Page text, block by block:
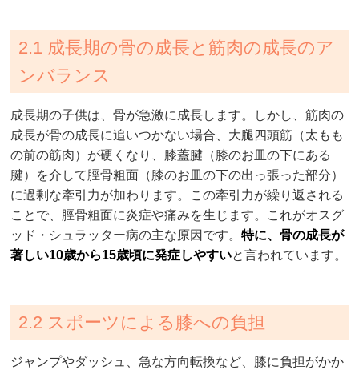
2.1 成長期の骨の成長と筋肉の成長のア
ンバランス
成長期の子供は、骨が急激に成長します。しかし、筋肉の
成長が骨の成長に追いつかない場合、大腿四頭筋（太もも
の前の筋肉）が硬くなり、膝蓋腱（膝のお皿の下にある
腱）を介して脛骨粗面（膝のお皿の下の出っ張った部分）
に過剰な牽引力が加わります。この牽引力が繰り返される
ことで、脛骨粗面に炎症や痛みを生じます。これがオスグ
ッド・シュラッター病の主な原因です。特に、骨の成長が
著しい10歳から15歳頃に発症しやすいと言われています。
2.2 スポーツによる膝への負担
ジャンプやダッシュ、急な方向転換など、膝に負担がかか